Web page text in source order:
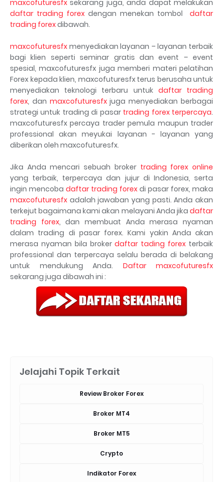
maxcofuturesfx sekarang juga, anda dapat melakukan
daftar trading forex dengan menekan tombol daftar
trading forexdibawah.
maxcofuturesfx menyediakan layanan – layanan terbaik
bagi klien seperti seminar gratis dan event – event
spesial, maxcofuturesfx juga memberi materi pelatihan
Forex kepada klien, maxcofuturesfx terus berusaha untuk
menyediakan teknologi terbaru untuk daftar trading
forex, dan maxcofuturesfxjuga menyediakan berbagai
strategi untuk trading di pasar trading forex terpercaya.
maxcofuturesfx percaya trader pemula maupun trader
professional akan meyukai layanan - layanan yang
diberikan oleh maxcofuturesfx.
Jika Anda mencari sebuah broker trading forex online
yang terbaik, terpercaya dan jujur di Indonesia, serta
ingin mencoba daftar trading forex di pasar forex, maka
maxcofuturesfx adalah jawaban yang pasti. Anda akan
terkejut bagaimana kami akan melayani Anda jika daftar
trading forex, dan membuat Anda merasa nyaman
dalam trading di pasar forex. Kami yakin Anda akan
merasa nyaman bila brokerdaftar tading forex terbaik
professional dan terpercaya selalu berada di belakang
untuk mendukung Anda. Daftar maxcofuturesfx
sekarang juga dibawah ini :
Jelajahi Topik Terkait
Review Broker Forex
Broker MT4
Broker MT5
Crypto
Indikator Forex